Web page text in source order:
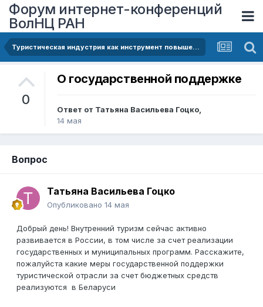
Форум интернет-конференций
ВолНЦ РАН
Туристическая индустрия как инструмент повышения качества жизни населения
0
О государственной поддержке
Ответ от Татьяна Васильева Гоцко,
14 мая
Вопрос
Татьяна Васильева Гоцко
Опубликовано 14 мая
Добрый день! Внутренний туризм сейчас активно
развивается в России, в том числе за счет реализации
государственных и муниципальных программ. Расскажите,
пожалуйста какие меры государственной поддержки
туристической отрасли за счет бюджетных средств
реализуются в Беларуси